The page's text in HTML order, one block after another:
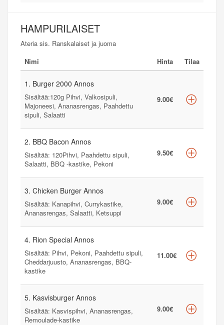
HAMPURILAISET
Ateria sis. Ranskalaiset ja juoma
Nimi
Hinta Tilaa
1. Burger 2000 Annos
Sisältää:120g Pihvi, Valkosipuli,
Majoneesi, Ananasrengas, Paahdettu
sipuli, Salaatti
9.00€
2. BBQ Bacon Annos
Sisältää: 120Pihvi, Paahdettu sipuli,
Salaatti, BBQ -kastike, Pekoni
9.50€
3. Chicken Burger Annos
Sisältää: Kanapihvi, Currykastike,
Ananasrengas, Salaatti, Ketsuppi
9.00€
4. Rion Special Annos
Sisältää: Pihvi, Pekoni, Paahdettu sipuli,
Cheddarjuusto, Ananasrengas, BBQ-
kastike
11.00€
5. Kasvisburger Annos
Sisältää: Kasvispihvi, Ananasrengas,
Remoulade-kastike
9.00€